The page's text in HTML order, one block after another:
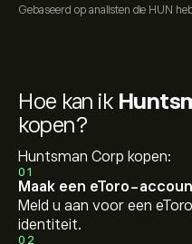
Gebaseerd op analisten die HUN
Hoe kan ik
kopen?
Huntsman Corp kopen:
01
Maak een eToro-
Meld u aan voor een
identiteit.
02